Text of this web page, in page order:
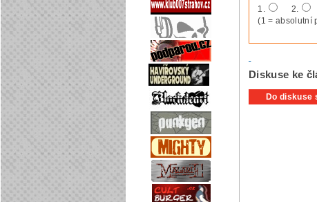
1. 2.
(1 = absolutní
Diskuse ke
Do diskuse